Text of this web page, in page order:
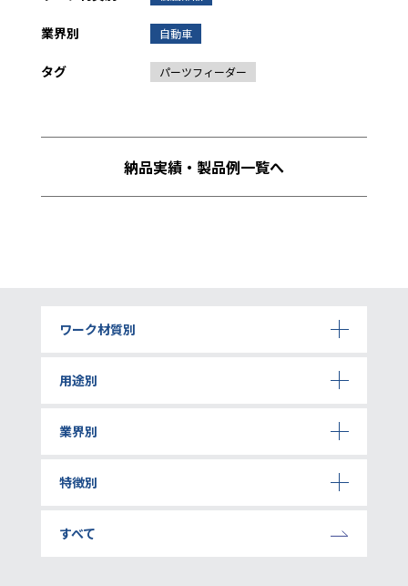
業界別 自動車
タグ パーツフィーダー
納品実績・製品例一覧へ
ワーク材質別
用途別
業界別
特徴別
すべて